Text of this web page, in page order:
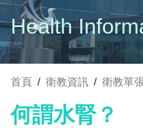
Health
首頁 / 衛教資訊 / 衛教單
何謂水腎？